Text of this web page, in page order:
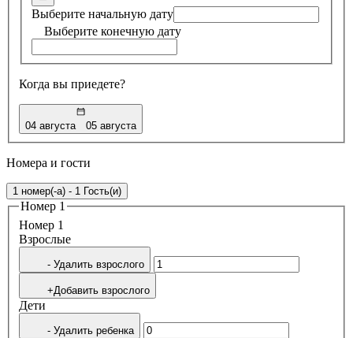
Выберите начальную дату
Выберите конечную дату
Когда вы приедете?
04 августа 05 августа
Номера и гости
1 номер(-а) - 1 Гость(и)
Номер 1
Номер 1
Bзрослые
- Удалить взрослого
+Добавить взрослого
Дети
- Удалить ребенка